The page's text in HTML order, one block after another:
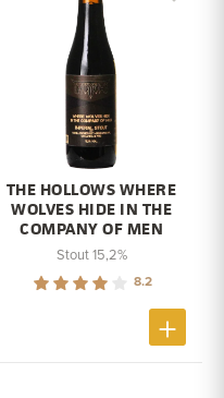
THE HOLLOWS WHERE
WOLVES HIDE IN THE
COMPANY OF MEN
Stout 15,2%
8.2